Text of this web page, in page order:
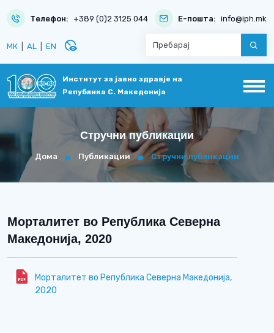
Телефон: +389 (0)2 3125 044 Е-пошта: info@iph.mk
МК AL EN disabled_visible
Институт за јавно здравје на
Република С. Македонија
Стручни публикации
Дома Публикации Стручни публикации
Морталитет во Република Северна
Македонија, 2020
Морталитет во Република Северна Македонија,
2020